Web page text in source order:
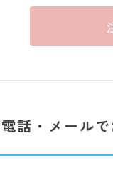
電話・メール